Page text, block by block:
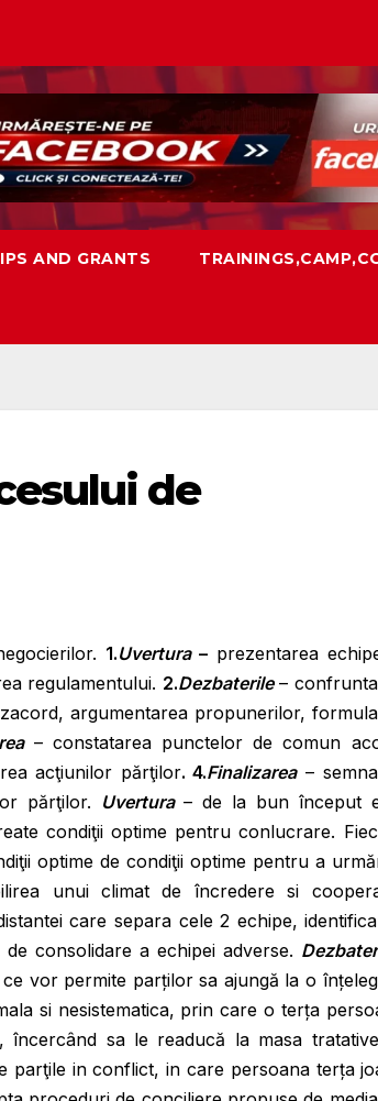
AND GRANTS
de
1.Uvertura– prezentarea
regulamentului. 2.Dezbaterile–
argumentarea propunerilor,
– constatarea punctelor de comun
acţiunilor părţilor. 4.Finalizarea–
părţilor. Uvertura – de la bun început
condiţii optime pentru conlucrare.
optime de condiţii optime pentru a
unui climat de încredere si
care separa cele 2 echipe,
consolidare a echipei adverse.
vor permite parților sa ajungă la o
si nesistematica, prin care o terța
sa le readucă la masa
parţile in conflict, in care persoana terța